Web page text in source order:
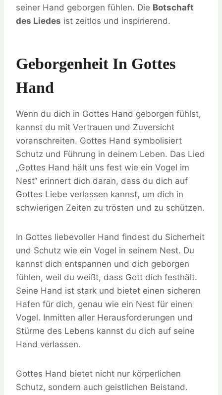
seiner Hand geborgen fühlen. Die Botschaft
des Liedes ist zeitlos und inspirierend.
Geborgenheit In Gottes
Hand
Wenn du dich in Gottes Hand geborgen fühlst,
kannst du mit Vertrauen und Zuversicht
voranschreiten. Gottes Hand symbolisiert
Schutz und Führung in deinem Leben. Das Lied
„Gottes Hand hält uns fest wie ein Vogel im
Nest“ erinnert dich daran, dass du dich auf
Gottes Liebe verlassen kannst, um dich in
schwierigen Zeiten zu trösten und zu schützen.
In Gottes liebevoller Hand findest du Sicherheit
und Schutz wie ein Vogel in seinem Nest. Du
kannst dich entspannen und dich geborgen
fühlen, weil du weißt, dass Gott dich festhält.
Seine Hand ist stark und bietet einen sicheren
Hafen für dich, genau wie ein Nest für einen
Vogel. Inmitten aller Herausforderungen und
Stürme des Lebens kannst du dich auf seine
Hand verlassen.
Gottes Hand bietet nicht nur körperlichen
Schutz, sondern auch geistlichen Beistand.